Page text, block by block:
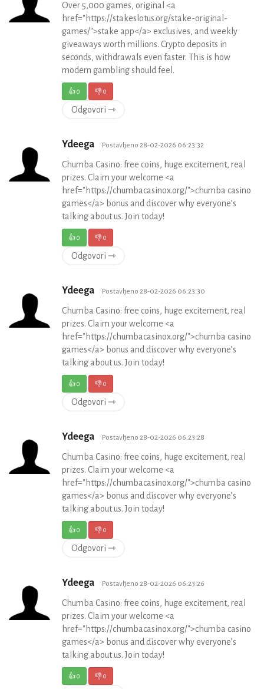
Over 5,000 games, original <a
href="https://stakeslotus.org/stake-original-
games/">stake app</a> exclusives, and weekly
giveaways worth millions. Crypto deposits in
seconds, withdrawals even faster. This is how
modern gambling should feel.
👍0 👎0
Odgovori ⇾
Ydeega Postavljeno 28-02-2026 06:23:32
Chumba Casino: free coins, huge excitement, real
prizes. Claim your welcome <a
href="https://chumbacasinox.org/">chumba casino
games</a> bonus and discover why everyone’s
talking about us. Join today!
👍0 👎0
Odgovori ⇾
Ydeega Postavljeno 28-02-2026 06:23:30
Chumba Casino: free coins, huge excitement, real
prizes. Claim your welcome <a
href="https://chumbacasinox.org/">chumba casino
games</a> bonus and discover why everyone’s
talking about us. Join today!
👍0 👎0
Odgovori ⇾
Ydeega Postavljeno 28-02-2026 06:23:28
Chumba Casino: free coins, huge excitement, real
prizes. Claim your welcome <a
href="https://chumbacasinox.org/">chumba casino
games</a> bonus and discover why everyone’s
talking about us. Join today!
👍0 👎0
Odgovori ⇾
Ydeega Postavljeno 28-02-2026 06:23:26
Chumba Casino: free coins, huge excitement, real
prizes. Claim your welcome <a
href="https://chumbacasinox.org/">chumba casino
games</a> bonus and discover why everyone’s
talking about us. Join today!
👍0 👎0